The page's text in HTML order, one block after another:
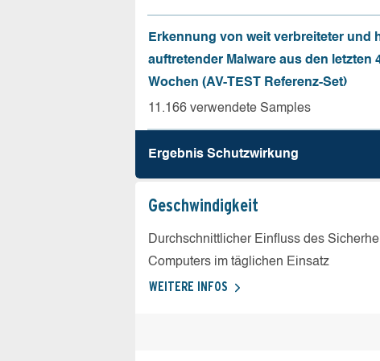
Erkennung von weit verbreiteter und
auftretender Malware aus den letzten
Wochen (AV-TEST Referenz-Set)
11.166 verwendete Samples
Ergebnis Schutz­wirkung
Geschw­indigkeit
Durchschnittlicher Einfluss des
Computers im täglichen Einsatz
WEITERE INFOS